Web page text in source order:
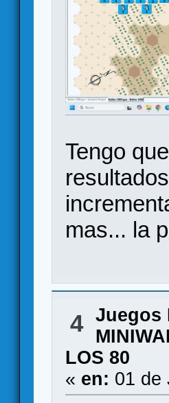
Tengo
mas... la
4 Juegos
LOS 80
« en: 01 de